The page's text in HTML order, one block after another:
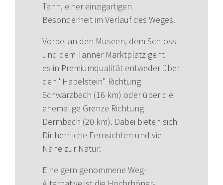
Tann, einer einzigartigen
Besonderheit im Verlauf des Weges.
Vorbei an den Museen, dem Schloss
und dem Tanner Marktplatz geht
es in Premiumqualität entweder über
den "Habelstein" Richtung
Schwarzbach (16 km) oder über die
ehemalige Grenze Richtung
Dermbach (20 km). Dabei bieten sich
Dir herrliche Fernsichten und viel
Nähe zur Natur.
Eine gern genommene Weg-